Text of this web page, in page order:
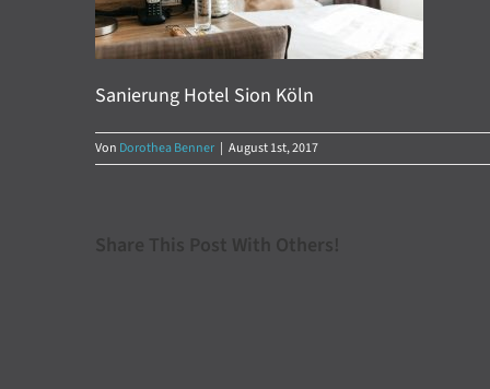
Sanierung Hotel Sion Köln
Von Dorothea Benner | August 1st, 2017
Share This Post With Others!